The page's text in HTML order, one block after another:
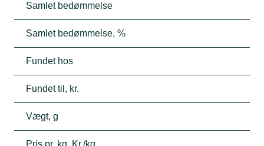
Samlet bedømmelse
Samlet bedømmelse, %
Fundet hos
Fundet til, kr.
Vægt, g
Pris pr. kg. Kr./kg